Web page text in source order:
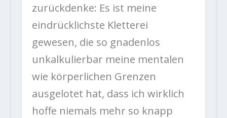
zurückdenke: Es ist meine
eindrücklichste Kletterei
gewesen, die so gnadenlos
unkalkulierbar meine mentalen
wie körperlichen Grenzen
ausgelotet hat, dass ich wirklich
hoffe niemals mehr so knapp